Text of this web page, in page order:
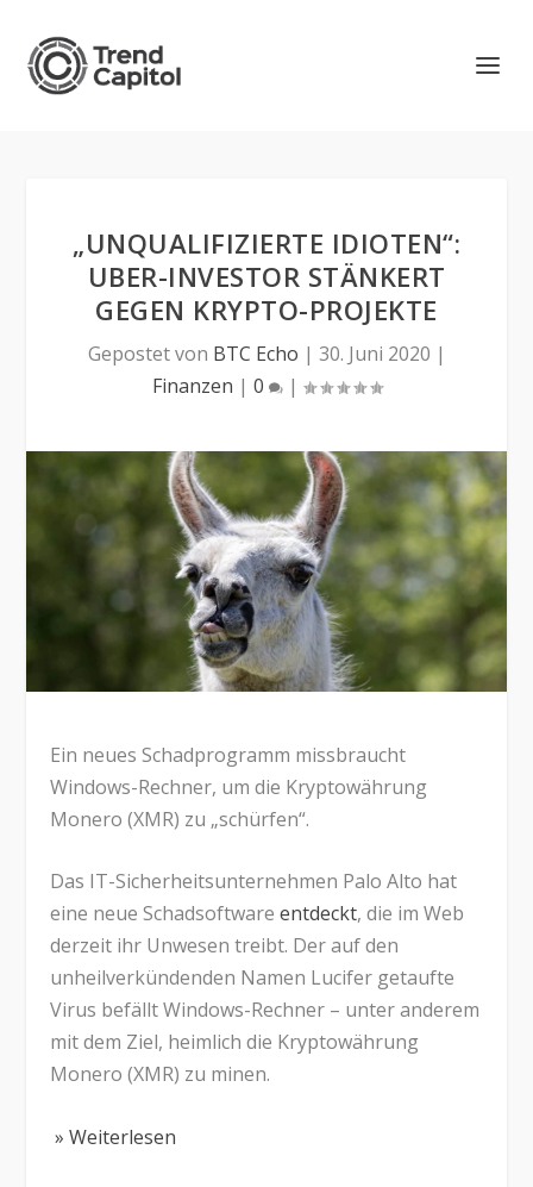
„UNQUALIFIZIERTE IDIOTEN“:
UBER-INVESTOR STÄNKERT
GEGEN KRYPTO-PROJEKTE
Gepostet von BTC Echo | 30. Juni 2020 |
Finanzen | 0 |
Ein neues Schadprogramm missbraucht
Windows-Rechner, um die Kryptowährung
Monero (XMR) zu „schürfen“.
Das IT-Sicherheitsunternehmen Palo Alto hat
eine neue Schadsoftwareentdeckt, die im Web
derzeit ihr Unwesen treibt. Der auf den
unheilverkündenden Namen Lucifer getaufte
Virus befällt Windows-Rechner – unter anderem
mit dem Ziel, heimlich die Kryptowährung
Monero (XMR) zu minen.
» Weiterlesen